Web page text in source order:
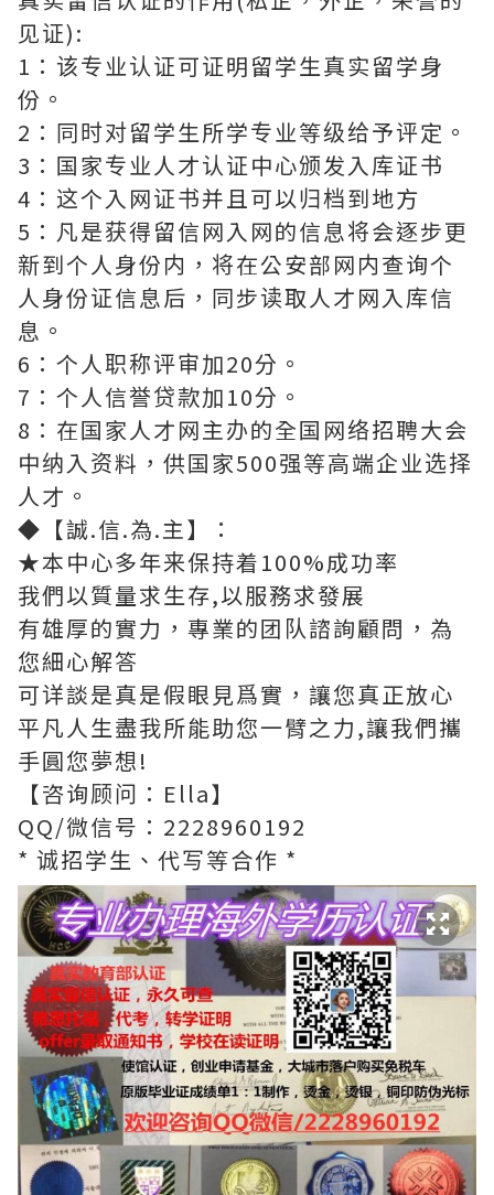
见证):
1：该专业认证可证明留学生真实留学身
份。
2：同时对留学生所学专业等级给予评定。
3：国家专业人才认证中心颁发入库证书
4：这个入网证书并且可以归档到地方
5：凡是获得留信网入网的信息将会逐步更
新到个人身份内，将在公安部网内查询个
人身份证信息后，同步读取人才网入库信
息。
6：个人职称评审加20分。
7：个人信誉贷款加10分。
8：在国家人才网主办的全国网络招聘大会
中纳入资料，供国家500强等高端企业选择
人才。
◆【誠.信.為.主】：
★本中心多年来保持着100%成功率
我們以質量求生存,以服務求發展
有雄厚的實力，專業的团队諮詢顧問，為
您細心解答
可详談是真是假眼見爲實，讓您真正放心
平凡人生盡我所能助您一臂之力,讓我們攜
手圓您夢想!
【咨询顾问：Ella】
QQ/微信号：2228960192
* 诚招学生、代写等合作 *